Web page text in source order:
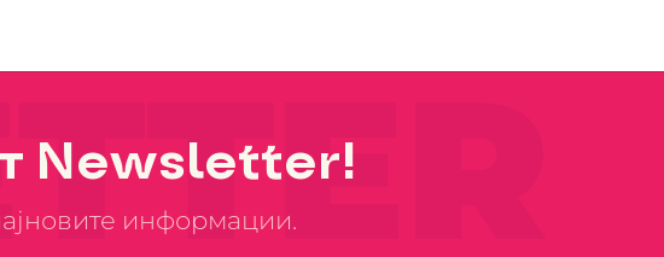
Newsletter!
информации.